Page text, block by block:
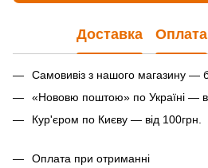
Доставка Оплата
Самовивіз з нашого магазину —
«Нововю поштою» по Україні —
Кур'єром по Києву — від 100грн.
Оплата при отриманні